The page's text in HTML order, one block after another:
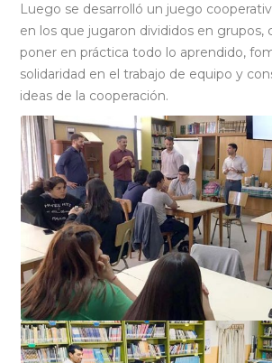
Luego se desarrolló un juego
en los que jugaron divididos en grupos,
poner en práctica todo lo aprendido,
solidaridad en el trabajo de equipo y
ideas de la cooperación.